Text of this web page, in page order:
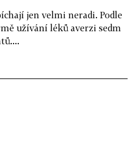
jen velmi neradi. Podle
užívání léků averzi sedm